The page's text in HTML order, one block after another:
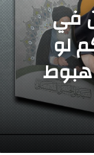
في
لو
هبوط